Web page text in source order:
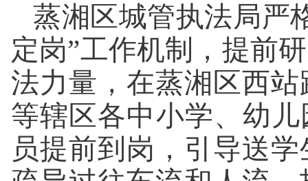
蒸湘区城管执法局严
定岗”工作机制，提前
法力量，在蒸湘区西
等辖区各中小学、幼
员提前到岗，引导送